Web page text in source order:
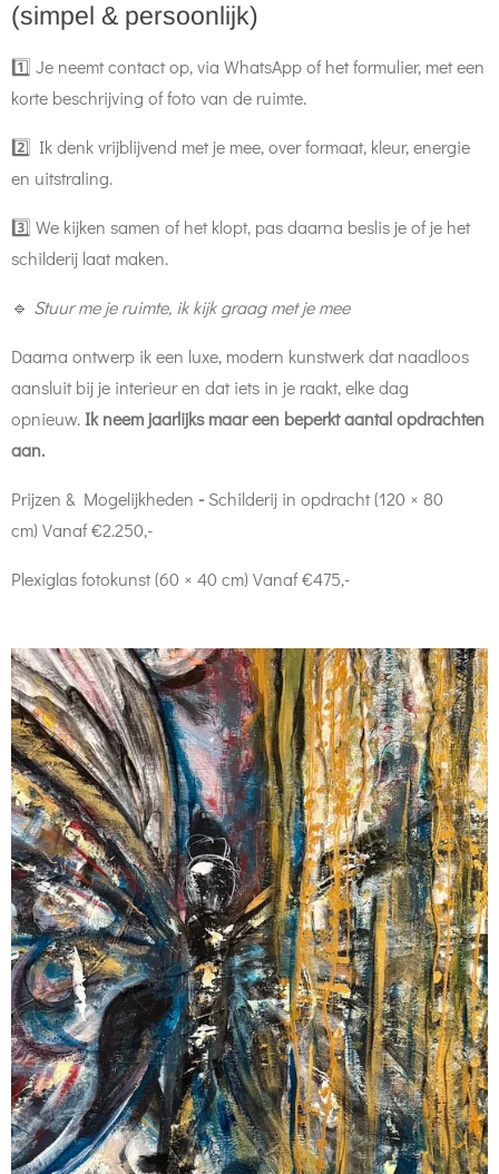
(simpel & persoonlijk)
1️⃣ Je neemt contact op, via WhatsApp of het formulier, met een
korte beschrijving of foto van de ruimte.
2️⃣ Ik denk vrijblijvend met je mee, over formaat, kleur, energie
en uitstraling.
3️⃣ We kijken samen of het klopt, pas daarna beslis je of je het
schilderij laat maken.
🔹 Stuur me je ruimte, ik kijk graag met je mee
Daarna ontwerp ik een luxe, modern kunstwerk dat naadloos
aansluit bij je interieur en dat iets in je raakt, elke dag
opnieuw. Ik neem jaarlijks maar een beperkt aantal opdrachten
aan.
Prijzen & Mogelijkheden -Schilderij in opdracht (120 × 80
cm) Vanaf €2.250,-
Plexiglas fotokunst (60 × 40 cm) Vanaf €475,-